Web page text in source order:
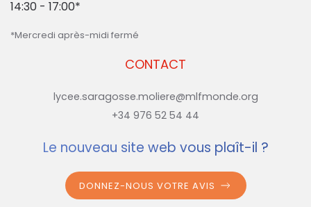
CONTACT
lycee.saragosse.moliere@mlfmonde.org
+34 976 52 54 44
14:30 - 17:00*
*Mercredi après-midi fermé
Le nouveau site web vous plaît-il ?
DONNEZ-NOUS VOTRE AVIS